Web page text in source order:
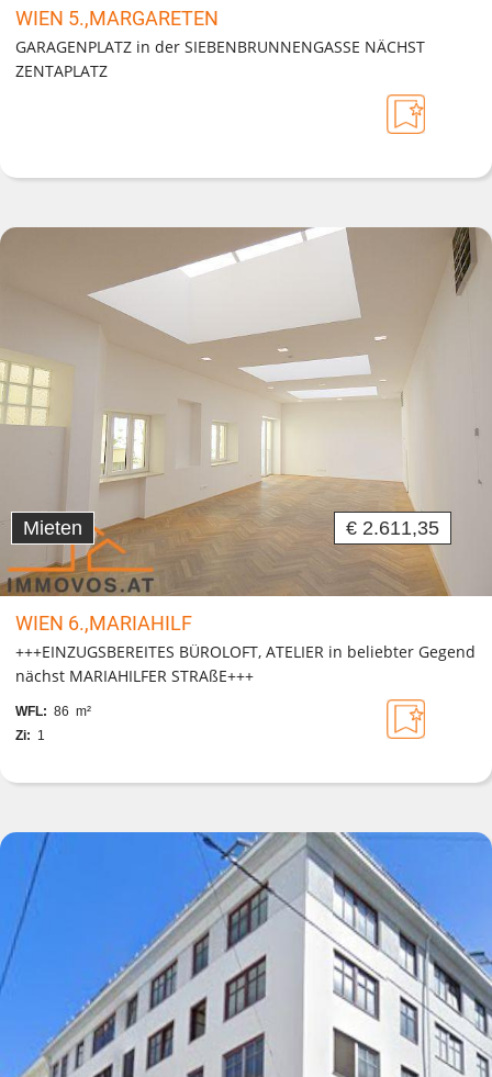
WIEN 5.,MARGARETEN
GARAGENPLATZ in der SIEBENBRUNNENGASSE NÄCHST
ZENTAPLATZ
Mieten € 2.611,35
WIEN 6.,MARIAHILF
+++EINZUGSBEREITES BÜROLOFT, ATELIER in beliebter Gegend
nächst MARIAHILFER STRAßE+++
WFL: 86 m²
Zi: 1